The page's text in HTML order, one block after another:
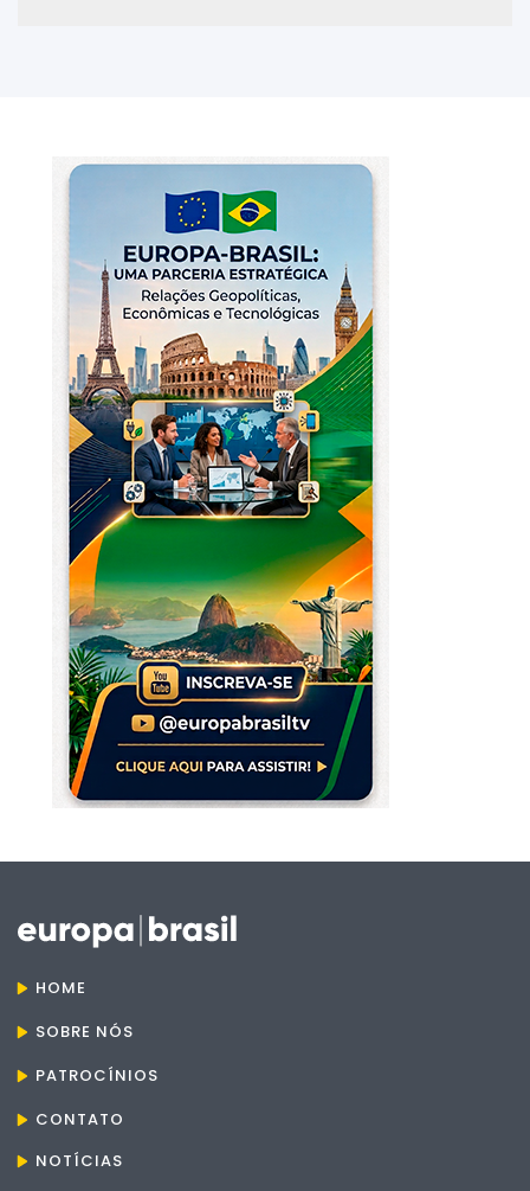
HOME
SOBRE NÓS
PATROCÍNIOS
CONTATO
NOTÍCIAS